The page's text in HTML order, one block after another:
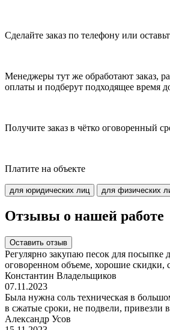
Сделайте заказ по телефону или
Менеджеры тут же обработают заказ,
оплаты и подберут подходящее время
Получите заказ в чётко оговоренный
Платите на объекте
для юридических лиц для физических
Отзывы о нашей работе
Оставить отзыв
Регулярно закупаю песок для посыпке
оговоренном объеме, хорошие скидки,
Константин Владельщиков
07.11.2023
Была нужна соль техническая в
в сжатые сроки, не подвели, привезли
Александр Усов